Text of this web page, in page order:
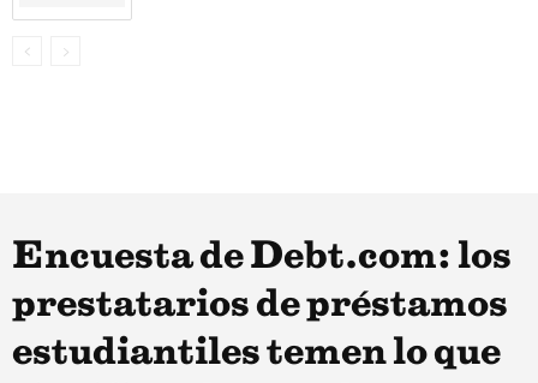
Encuesta de Debt.com: los
prestatarios de préstamos
estudiantiles temen lo que